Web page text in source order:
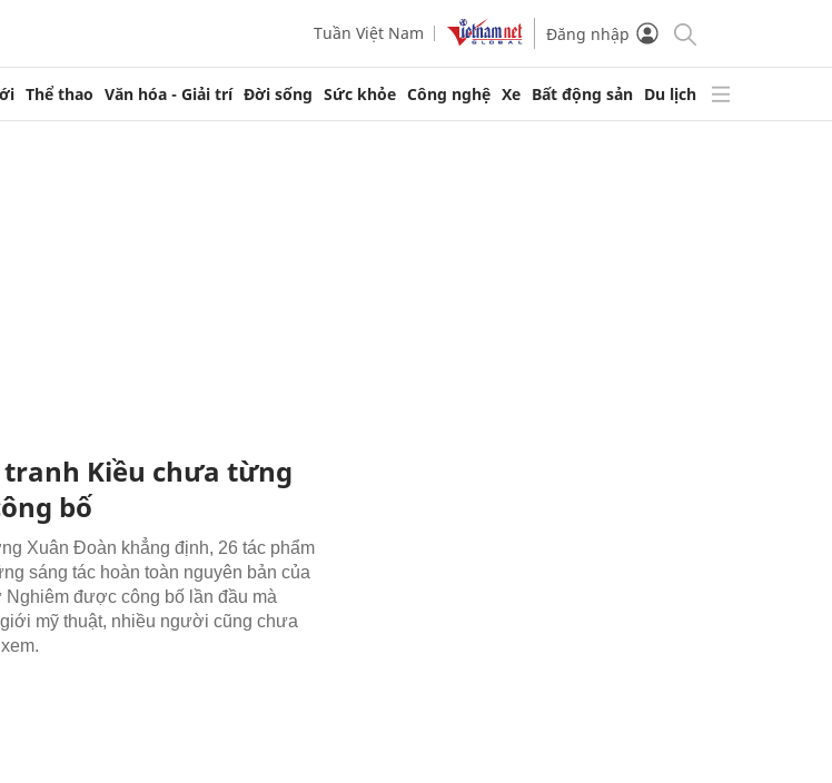
Tuần Việt Nam Đăng nhập
Thể thao Văn hóa - Giải trí Đời sống Sức khỏe Công nghệ Xe Bất động sản Du lịch
tranh Kiều chưa từng
bố
Xuân Đoàn khẳng định, 26 tác phẩm
sáng tác hoàn toàn nguyên bản của
Nghiêm được công bố lần đầu mà
mỹ thuật, nhiều người cũng chưa